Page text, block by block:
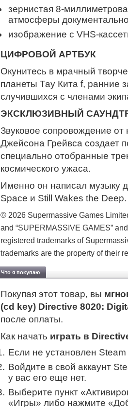
зернистая 8-
атмосферы
изображение с VHS-
ЦИФРОВОЙ АРТБУК
Окунитесь в мрачный
планеты Тау Кита f, ранние
случившихся с членами
ЭКСКЛЮЗИВНЫЙ
Звуковое сопровождение от
Джейсона Грейвса создает
специально отобранные
космического ужаса.
Именно он написал музыку
Space и Still Wakes the Deep.
© 2026 Supermassive Games
and “SUPERMASSIVE GAMES”
registered trademarks of
trademarks are the property of their
Что я покупаю
Покупая этот товар, вы
(cd key) Directive 8020:
после оплаты.
Как начать играть в
Если не установлен
Войдите в свой аккаунт
у вас его еще нет.
Выберите пункт
«Игры» либо нажмите